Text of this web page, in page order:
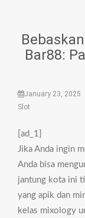
Bar88:
January 23, 2025
Slot
[ad_1]
Jika Anda ingin
Anda bisa
jantung kota ini
yang apik dan
kelas mixology